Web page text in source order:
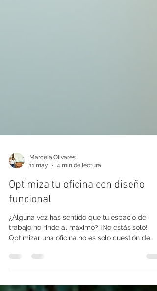
11 may
4 min de lectura
Optimiza tu oficina con diseño
funcional
¿Alguna vez has sentido que tu espacio de
Optimizar una oficina no es solo cuestión de
estilo se encuentran, el sentido funcional de